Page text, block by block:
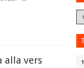
alla vers